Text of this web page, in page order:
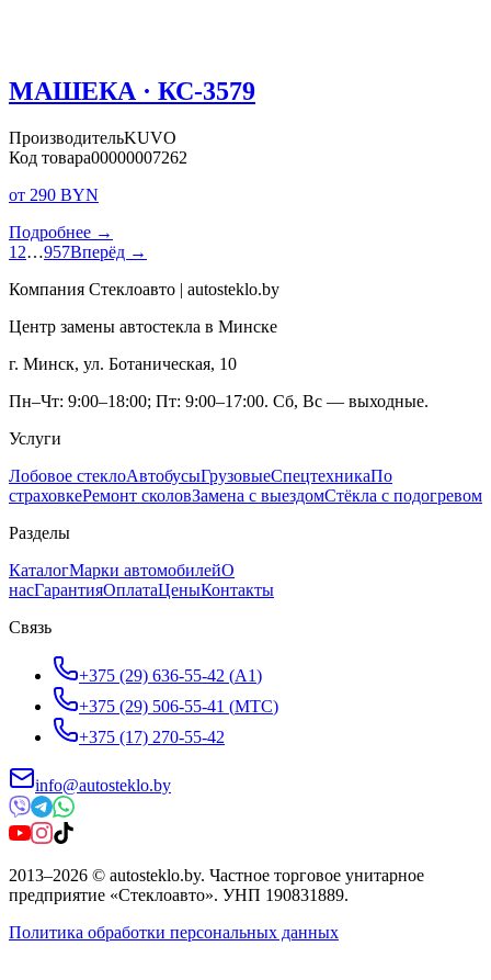
МАШЕКА · КС-3579
ПроизводительKUVO
Код товара00000007262
от 290 BYN
Подробнее →
1 2…957Вперёд →
Компания Стеклоавто | autosteklo.by
Центр замены автостекла в Минске
г. Минск, ул. Ботаническая, 10
Пн–Чт: 9:00–18:00; Пт: 9:00–17:00. Сб, Вс — выходные.
Услуги
Лобовое стеклоАвтобусыГрузовыеСпецтехникаПо
страховкеРемонт сколовЗамена с выездомСтёкла с подогревом
Разделы
КаталогМарки автомобилейО
насГарантияОплатаЦеныКонтакты
Связь
+375 (29) 636-55-42 (A1)
+375 (29) 506-55-41 (МТС)
+375 (17) 270-55-42
info@autosteklo.by
2013–2026 © autosteklo.by. Частное торговое унитарное
предприятие «Стеклоавто». УНП 190831889.
Политика обработки персональных данных